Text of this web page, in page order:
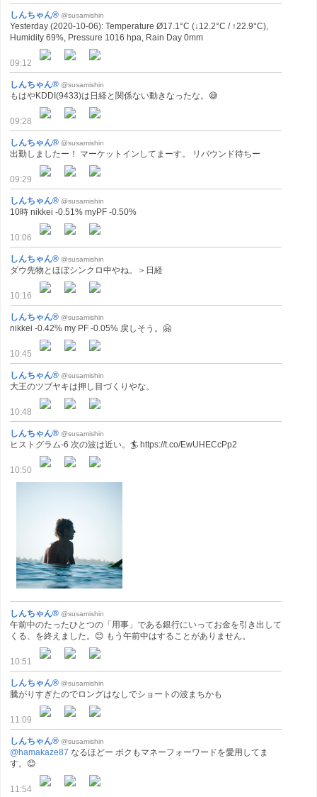
しんちゃん® @susamishin
Yesterday (2020-10-06): Temperature Ø17.1°C (↓12.2°C / ↑22.9°C),
Humidity 69%, Pressure 1016 hpa, Rain Day 0mm
09:12
しんちゃん® @susamishin
もはやKDDI(9433)は日経と関係ない動きなったな。😅
09:28
しんちゃん® @susamishin
出勤しましたー！ マーケットインしてまーす。 リバウンド待ちー
09:29
しんちゃん® @susamishin
10時 nikkei -0.51% myPF -0.50%
10:06
しんちゃん® @susamishin
ダウ先物とほぼシンクロ中やね。＞日経
10:16
しんちゃん® @susamishin
nikkei -0.42% my PF -0.05% 戻しそう。🤗
10:45
しんちゃん® @susamishin
大王のツブヤキは押し目づくりやな。
10:48
しんちゃん® @susamishin
ヒストグラム-6 次の波は近い。🏄 https://t.co/EwUHECcPp2
10:50
しんちゃん® @susamishin
午前中のたったひとつの「用事」である銀行にいってお金を引き出して
くる、を終えました。😊 もう午前中はすることがありません。
10:51
しんちゃん® @susamishin
騰がりすぎたのでロングはなしでショートの波まちかも
11:09
しんちゃん® @susamishin
@hamakaze87 なるほどー ボクもマネーフォーワードを愛用してま
す。😊
11:54